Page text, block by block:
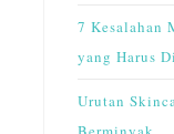
7 Kesalahan
yang Harus
Urutan